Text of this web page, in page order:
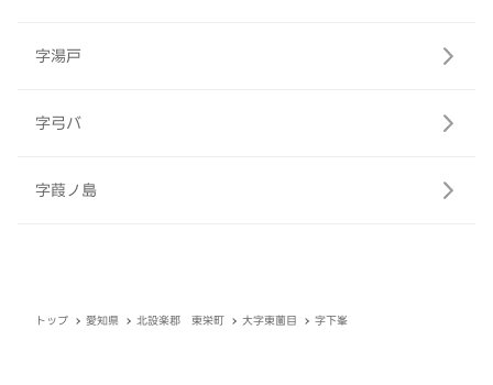
字湯戸
字弓バ
字葭ノ島
トップ 愛知県 北設楽郡 東栄町 大字東薗目 字下峯